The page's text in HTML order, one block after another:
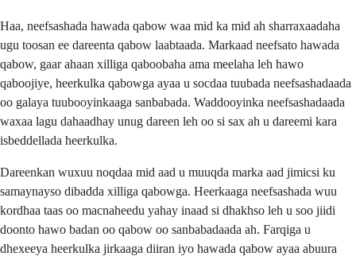
Haa, neefsashada hawada qabow waa mid ka mid ah sharraxaadaha
ugu toosan ee dareenta qabow laabtaada. Markaad neefsato hawada
qabow, gaar ahaan xilliga qaboobaha ama meelaha leh hawo
qaboojiye, heerkulka qabowga ayaa u socdaa tuubada neefsashadaada
oo galaya tuubooyinkaaga sanbabada. Waddooyinka neefsashadaada
waxaa lagu dahaadhay unug dareen leh oo si sax ah u dareemi kara
isbeddellada heerkulka.
Dareenkan wuxuu noqdaa mid aad u muuqda marka aad jimicsi ku
samaynayso dibadda xilliga qabowga. Heerkaaga neefsashada wuu
kordhaa taas oo macnaheedu yahay inaad si dhakhso leh u soo jiidi
doonto hawo badan oo qabow oo sanbabadaada ah. Farqiga u
dhexeeya heerkulka jirkaaga diiran iyo hawada qabow ayaa abuura